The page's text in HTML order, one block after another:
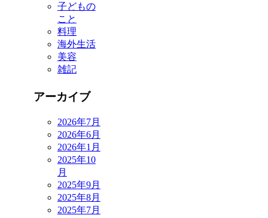
子どもの
こと
料理
海外生活
美容
雑記
アーカイブ
2026年7月
2026年6月
2026年1月
2025年10
月
2025年9月
2025年8月
2025年7月